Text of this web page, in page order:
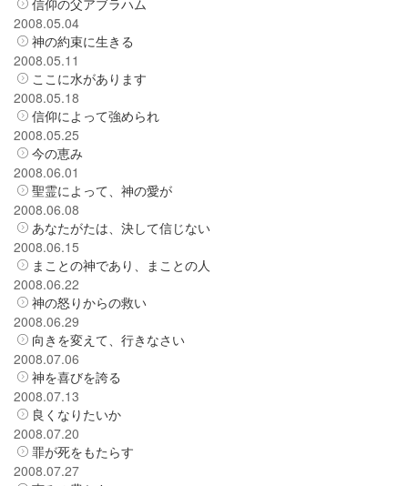
2008.05.04
神の約束に生きる
2008.05.11
ここに水があります
2008.05.18
信仰によって強められ
2008.05.25
今の恵み
2008.06.01
聖霊によって、神の愛が
2008.06.08
あなたがたは、決して信じない
2008.06.15
まことの神であり、まことの人
2008.06.22
神の怒りからの救い
2008.06.29
向きを変えて、行きなさい
2008.07.06
神を喜びを誇る
2008.07.13
良くなりたいか
2008.07.20
罪が死をもたらす
2008.07.27